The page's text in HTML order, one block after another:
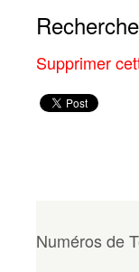
Supprimer
Numéros de